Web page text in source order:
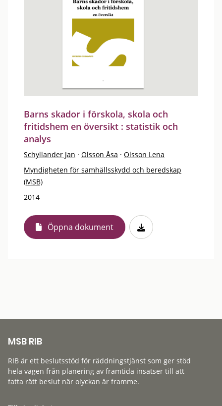
Barns skador i förskola, skola och
fritidshem en översikt : statistik och
analys
Schyllander Jan · Olsson Åsa · Olsson Lena
Myndigheten för samhällsskydd och beredskap
(MSB)
2014
Öppna dokument
MSB RIB
RIB är ett beslutsstöd för räddningstjänst som ger stöd
hela vägen från planering av framtida insatser till att
fatta rätt beslut när olyckan är framme.